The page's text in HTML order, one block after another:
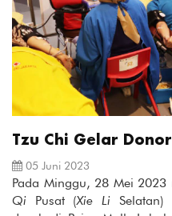
Tzu Chi Gelar
05 Juni 2023
Pada Minggu, 28 Mei
Qi Pusat (Xie Li